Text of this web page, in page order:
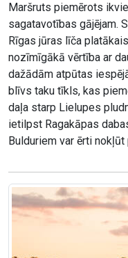
Maršruts piemērots
sagatavotības gājējam.
Rīgas jūras līča
nozīmīgākā vērtība ar
dažādām atpūtas
blīvs taku tīkls, kas
daļa starp Lielupes
ietilpst Ragakāpas
Bulduriem var ērti